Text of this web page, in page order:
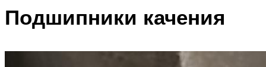
Подшипники качения